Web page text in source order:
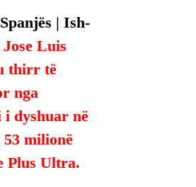
| Ish-
Luis
thirr të
nga
i dyshuar në
milionë
Plus Ultra.